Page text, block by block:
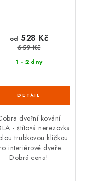
1 - 2 dny
od 528 Kč
659 Kč
dveřní kování
- štítová nerezovka
trubkovou kličkou
interiérové dveře.
Dobrá cena!